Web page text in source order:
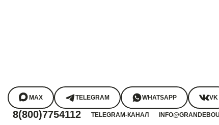
MAX TELEGRAM WHATSAPP VK
8(800)7754112 TELEGRAM-КАНАЛ